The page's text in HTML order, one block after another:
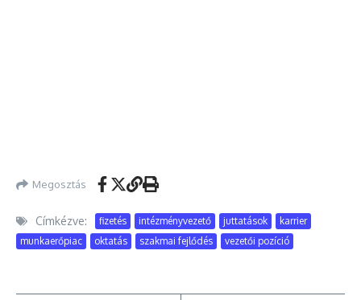
Megosztás
Címkézve: fizetés intézményvezető juttatások
karrier
munkaerőpiac
oktatás szakmai fejlődés vezetői pozíció